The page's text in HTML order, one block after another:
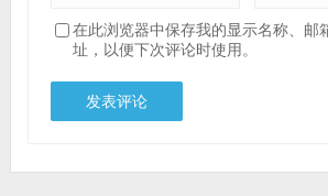
在此浏览器中保存我的显示名称、邮
址，以便下次评论时使用。